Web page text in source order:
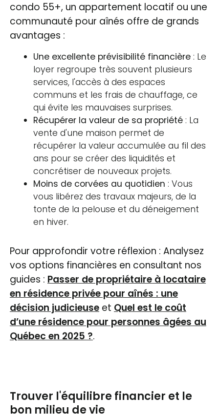
condo 55+, un appartement locatif ou une
communauté pour aînés offre de grands
avantages :
Une excellente prévisibilité financière : Le
loyer regroupe très souvent plusieurs
services, l'accès à des espaces
communs et les frais de chauffage, ce
qui évite les mauvaises surprises.
Récupérer la valeur de sa propriété : La
vente d'une maison permet de
récupérer la valeur accumulée au fil des
ans pour se créer des liquidités et
concrétiser de nouveaux projets.
Moins de corvées au quotidien : Vous
vous libérez des travaux majeurs, de la
tonte de la pelouse et du déneigement
en hiver.
Pour approfondir votre réflexion : Analysez
vos options financières en consultant nos
guides : Passer de propriétaire à locataire
en résidence privée pour aînés : une
décision judicieuse et Quel est le coût
d’une résidence pour personnes âgées au
Québec en 2025 ?.
Trouver l'équilibre financier et le
bon milieu de vie